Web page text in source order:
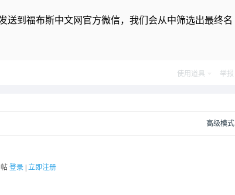
送到福布斯中文网官方微信，我们会从中筛选出最终名
使用道具 举报
高级模式
登录 立即注册